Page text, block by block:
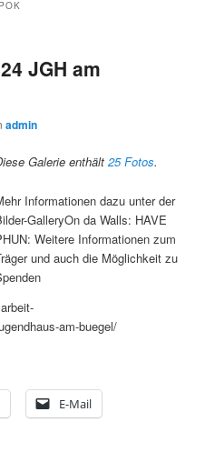
JGH am
admin
Galerie enthält25 Fotos.
Informationen dazu unter der
GalleryOn da Walls: HAVE
Weitere Informationen zum
und auch die Möglichkeit zu
am-buegel/
E-Mail